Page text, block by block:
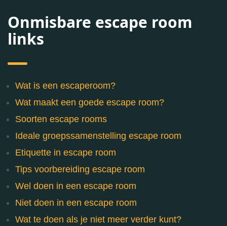
Onmisbare escape room
links
Wat is een escaperoom?
Wat maakt een goede escape room?
Soorten escape rooms
Ideale groepssamenstelling escape room
Etiquette in escape room
Tips voorbereiding escape room
Wel doen in een escape room
Niet doen in een escape room
Wat te doen als je niet meer verder kunt?